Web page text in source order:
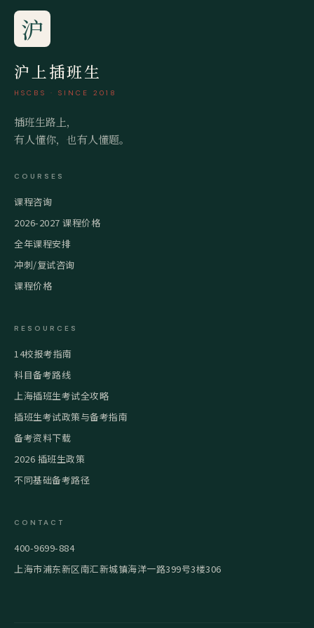
沪
沪上插班生
HSCBS · SINCE 2018
插班生路上，
有人懂你，也有人懂题。
COURSES
课程咨询
2026-2027 课程价格
全年课程安排
冲刺/复试咨询
课程价格
RESOURCES
14校报考指南
科目备考路线
上海插班生考试全攻略
插班生考试政策与备考指南
备考资料下载
2026 插班生政策
不同基础备考路径
CONTACT
400-9699-884
上海市浦东新区南汇新城镇海洋一路399号3楼306